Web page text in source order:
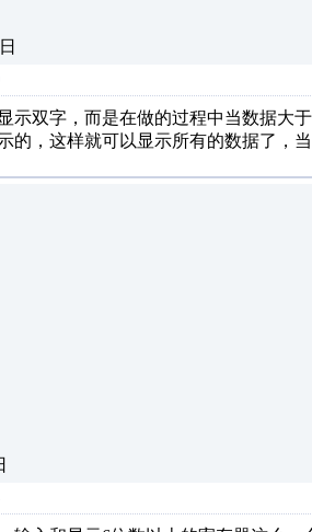
示双字，而是在做的过程中当数据大
的，这样就可以显示所有的数据了，